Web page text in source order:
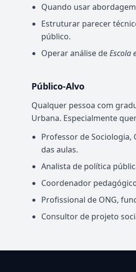
Quando usar
Estruturar parecer
público.
Operar análise deEscola
Público-Alvo
Qualquer pessoa com
Urbana. Especialmente
Professor de
das aulas.
Analista de política
Coordenador
Profissional de ONG,
Consultor de projeto